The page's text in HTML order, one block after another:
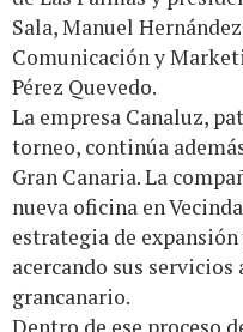
Sala, Manuel
Comunicación y
Pérez Quevedo.
La empresa Canaluz,
torneo, continúa
Gran Canaria. La
nueva oficina en
estrategia de
acercando sus
grancanario.